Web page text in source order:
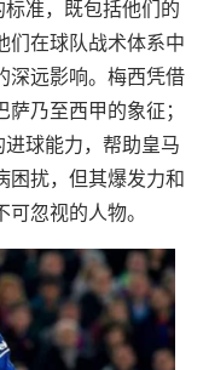
准，既包括他们的
们在球队战术体系中
深远影响。梅西凭借
乃至西甲的象征；
球能力，帮助皇马
困扰，但其爆发力和
忽视的人物。